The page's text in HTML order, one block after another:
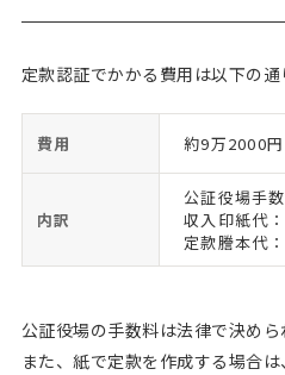
定款認証でかかる費用は以下の通
費用 約9万2000円
内訳
公証役場手
収入印紙代
定款謄本代
公証役場の手数料は法律で決めら
また、紙で定款を作成する場合